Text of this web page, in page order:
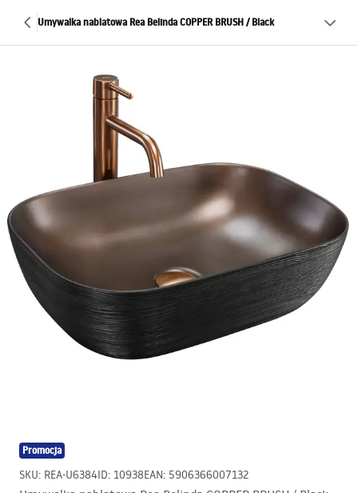
Umywalka nablatowa Rea Belinda COPPER BRUSH / Black
Promocja
SKU: REA-U6384ID: 10938EAN: 5906366007132